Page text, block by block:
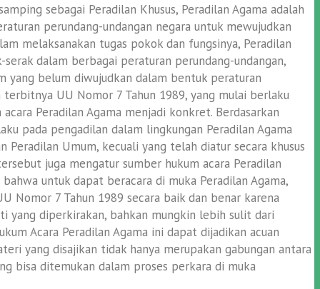
sebagai Peradilan Khusus, Peradilan Agama adalah
perundang-undangan negara untuk mewujudkan
melaksanakan tugas pokok dan fungsinya, Peradilan
dalam berbagai peraturan perundang-undangan,
yang belum diwujudkan dalam bentuk peraturan
UU Nomor 7 Tahun 1989, yang mulai berlaku
Peradilan Agama menjadi konkret. Berdasarkan
pada pengadilan dalam lingkungan Peradilan Agama
Peradilan Umum, kecuali yang telah diatur secara khusus
juga mengatur sumber hukum acara Peradilan
untuk dapat beracara di muka Peradilan Agama,
Nomor 7 Tahun 1989 secara baik dan benar karena
yang diperkirakan, bahkan mungkin lebih sulit dari
Acara Peradilan Agama ini dapat dijadikan acuan
yang disajikan tidak hanya merupakan gabungan antara
bisa ditemukan dalam proses perkara di muka